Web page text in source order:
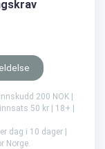
200 NOK |
50 kr | 18+ |
dag i 10 dager |
Norge.